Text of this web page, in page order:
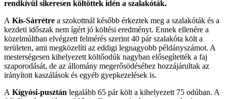
rendkívül sikeresen költöttek idén a szalakóták.
A Kis-Sárrétre a szokottnál később érkeztek meg a szalakóták és a
kezdeti időszak nem ígért jó költési eredményt. Ennek ellenére a
közelmúltban elvégzett felmérés szerint 40 pár szalakóta költ a
területen, ami megközelíti az eddigi legnagyobb példányszámot. A
mesterségesen kihelyezett költőodúk nagyban elősegítették a faj
szaporodását, de az állomány megerősödéséhez hozzájárultak az
irányított kaszálások és egyéb gyepkezelések is.
A Kígyósi-pusztán legalább 65 pár költ a kihelyezett 75 odúban. A